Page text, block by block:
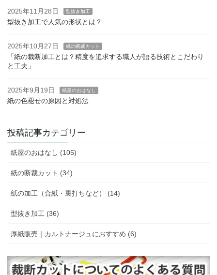
2025年11月28日 型抜き加工
型抜き加工で人気の形状とは？
2025年10月27日 紙の断裁カット
「紙の裁断加工とは？精度を追求する職人が語る技術とこだわり
と工夫」
2025年9月19日 紙屋のおはなし
紙の色褪せの原因と対処法
投稿記事カテゴリー
紙屋のおはなし (105)
紙の断裁カット (34)
紙の加工（合紙・裏打ちなど） (14)
型抜き加工 (36)
厚紙販売｜カルトナージュにおすすめ (6)